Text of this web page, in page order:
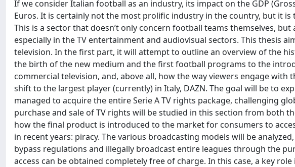
If we consider Italian football as an industry, its impact on the GDP
Euros. It is certainly not the most prolific industry in the country, but it is
This is a sector that doesn’t only concern football teams themselves,
especially in the TV entertainment and audiovisual sectors. This thesis
television. In the first part, it will attempt to outline an overview of the
the birth of the new medium and the first football programs to the
commercial television, and, above all, how the way viewers engage with
shift to the largest player (currently) in Italy, DAZN. The goal will be to
managed to acquire the entire Serie A TV rights package, challenging
purchase and sale of TV rights will be studied in this section from both
how the final product is introduced to the market for consumers to
in recent years: piracy. The various broadcasting models will be
bypass regulations and illegally broadcast entire leagues through the
access can be obtained completely free of charge. In this case, a key